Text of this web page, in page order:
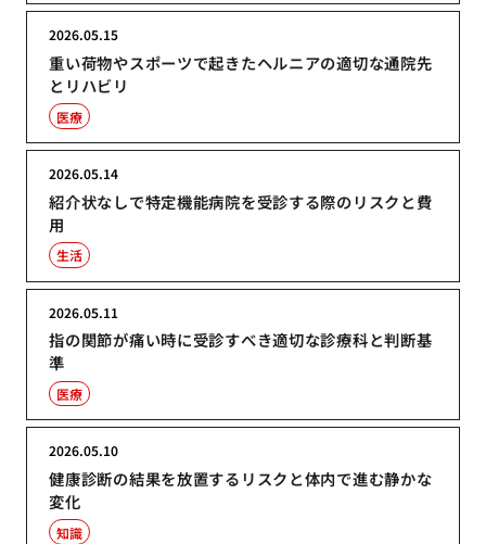
重い荷物やスポーツで起きたヘルニアの適切な通院先
とリハビリ
2026.05.15
医療
紹介状なしで特定機能病院を受診する際のリスクと費
用
2026.05.14
生活
指の関節が痛い時に受診すべき適切な診療科と判断基
準
2026.05.11
医療
健康診断の結果を放置するリスクと体内で進む静かな
変化
2026.05.10
知識